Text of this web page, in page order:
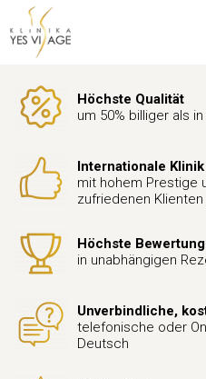
Höchste Qualität
um 50% billiger als
Internationale Klinik
mit hohem Prestige
zufriedenen
Höchste
in unabhängigen
Unverbindliche,
telefonische oder
Deutsch